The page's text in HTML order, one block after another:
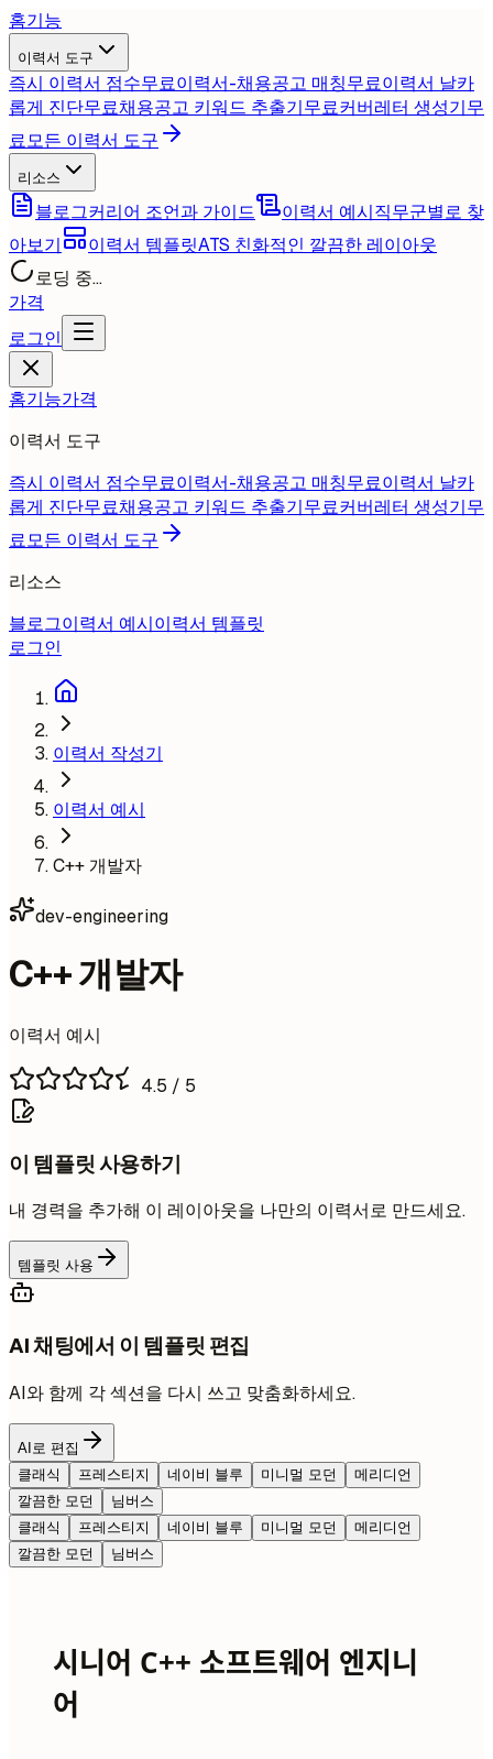
홈기능
이력서 도구
즉시 이력서 점수무료이력서-채용공고 매칭무료이력서 날카
롭게 진단무료채용공고 키워드 추출기무료커버레터 생성기무
료모든 이력서 도구
리소스
블로그커리어 조언과 가이드 이력서 예시직무군별로 찾
아보기
이력서 템플릿ATS 친화적인 깔끔한 레이아웃
로딩 중...
가격
로그인
홈기능가격
이력서 도구
즉시 이력서 점수무료이력서-채용공고 매칭무료이력서 날카
롭게 진단무료채용공고 키워드 추출기무료커버레터 생성기무
료모든 이력서 도구
리소스
블로그이력서 예시이력서 템플릿
로그인
이력서 작성기
이력서 예시
C++ 개발자
dev-engineering
C++ 개발자
이력서 예시
4.5 / 5
이 템플릿 사용하기
내 경력을 추가해 이 레이아웃을 나만의 이력서로 만드세요.
템플릿 사용
AI 채팅에서 이 템플릿 편집
AI와 함께 각 섹션을 다시 쓰고 맞춤화하세요.
AI로 편집
클래식
프레스티지 네이비 블루 미니멀 모던
메리디언
깔끔한 모던
님버스
클래식
프레스티지 네이비 블루 미니멀 모던
메리디언
깔끔한 모던
님버스
시니어 C++ 소프트웨어 엔지니
어